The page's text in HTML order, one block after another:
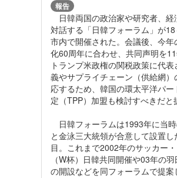
報告
日韓両国の政治家や研究者、経
対話する「日韓フォーラム」が
市内で開催された。会議後、今年
化60周年に合わせ、共同声明を11
トランプ米政権の関税政策に代
義やサプライチェーン（供給網
応するため、韓国の環太平洋パ
定（TPP）加盟も検討すべきだと
日韓フォーラムは1993年に当
と金泳三大統領が合意して設置
目。これまで2002年のサッカー
（W杯）日韓共同開催や03年の
の開設などを同フォーラムで提案